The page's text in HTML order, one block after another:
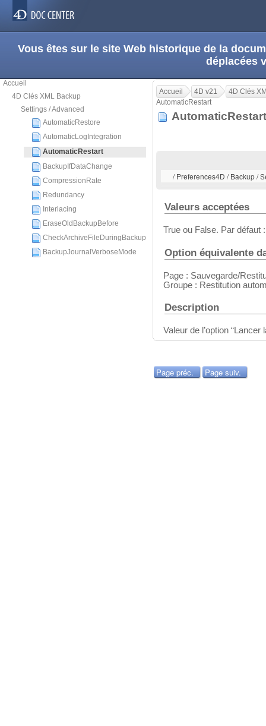
Vous êtes sur le site Web historique de la
déplacées
Accueil
4D Clés XML Backup
Settings / Advanced
AutomaticRestore
AutomaticLogIntegration
AutomaticRestart
BackupIfDataChange
CompressionRate
Redundancy
Interlacing
EraseOldBackupBefore
CheckArchiveFileDuringBackup
BackupJournalVerboseMode
Accueil 4D v21
4D Clés
AutomaticRestart
/ Preferences4D / Backup /
Valeurs acceptées
True ou False. Par défaut
Option équivalente
Page : Sauvegarde/
Groupe : Restitution
Description
Valeur de l’option
Page préc. Page suiv.